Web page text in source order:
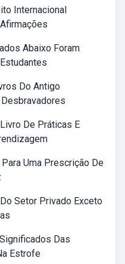
Internacional
Abaixo Foram
Do Antigo
De Práticas E
Uma Prescrição De
Setor Privado Exceto
Das
Estrofe